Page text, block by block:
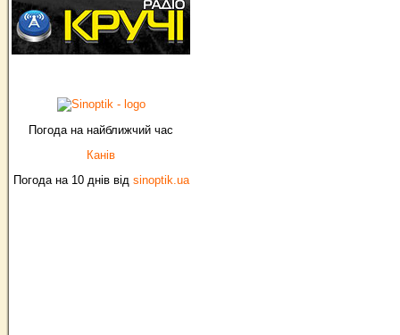
Погода на найближчий час
Канів
Погода на 10 днів від sinoptik.ua